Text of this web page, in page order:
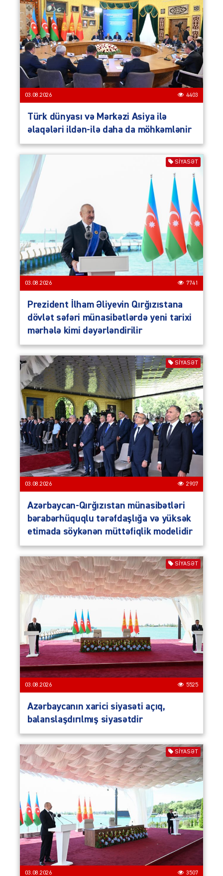
03.08.2026 4403
Türk dünyası və Mərkəzi Asiya ilə
əlaqələri ildən-ilə daha da möhkəmlənir
SIYASƏT
03.08.2026 7741
Prezident İlham Əliyevin Qırğızıstana
dövlət səfəri münasibətlərdə yeni tarixi
mərhələ kimi dəyərləndirilir
SIYASƏT
03.08.2026 2907
Azərbaycan-Qırğızıstan münasibətləri
bərabərhüquqlu tərəfdaşlığa və yüksək
etimada söykənən müttəfiqlik modelidir
SIYASƏT
03.08.2026 5525
Azərbaycanın xarici siyasəti açıq,
balanslaşdırılmış siyasətdir
SIYASƏT
03.08.2026 3507